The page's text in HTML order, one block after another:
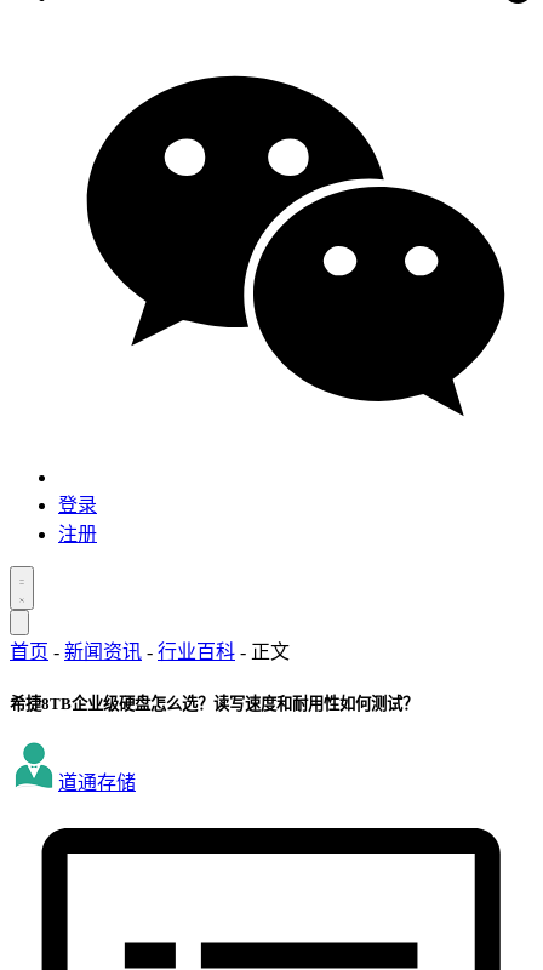
登录
注册
首页 - 新闻资讯 - 行业百科 - 正文
希捷8TB企业级硬盘怎么选？读写速度和耐用性如何测试？
道通存储